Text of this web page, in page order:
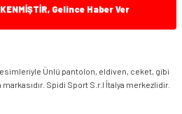
Gelince Haber Ver
Ünlü pantolon, eldiven, ceket, gibi
Spidi Sport S.r.l İtalya merkezlidir.